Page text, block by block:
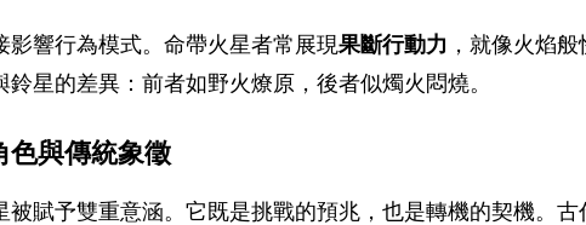
影響行為模式。命帶火星者常展現果斷行動力 ，就像火焰般
星的差異：前者如野火燎原，後者似燭火悶燒。
色與傳統象徵
被賦予雙重意涵。它既是挑戰的預兆，也是轉機的契機。古